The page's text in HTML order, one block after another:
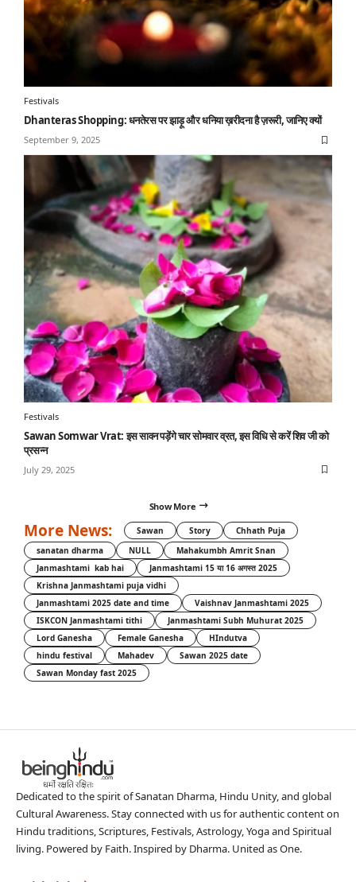
Festivals
⁠Dhanteras Shopping: धनतेरस पर झाड़ू और धनिया ख़रीदना है ज़रूरी, जानिए क्यों
September 9, 2025
Festivals
Sawan Somwar Vrat: इस सावन पड़ेंगे चार सोमवार व्रत, इस विधि से करें शिव जी को
प्रसन्न
July 29, 2025
Show More
More News: Sawan Story
Chhath Puja
sanatan dharma
NULL
Mahakumbh Amrit Snan
Janmashtami kab hai
Janmashtami 15 या 16 अगस्त 2025
Krishna Janmashtami puja vidhi
Janmashtami 2025 date and time
Vaishnav Janmashtami 2025
ISKCON Janmashtami tithi
Janmashtami Subh Muhurat 2025
Lord Ganesha
Female Ganesha
HIndutva
hindu festival
Mahadev
Sawan 2025 date
Sawan Monday fast 2025
Dedicated to the spirit of Sanatan Dharma, Hindu Unity, and global
Cultural Awareness. Stay connected with us for authentic content on
Hindu traditions, Scriptures, Festivals, Astrology, Yoga and Spiritual
living. Powered by Faith. Inspired by Dharma. United as One.